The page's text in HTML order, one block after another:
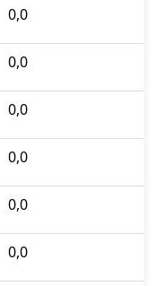
0,0
0,0
0,0
0,0
0,0
0,0